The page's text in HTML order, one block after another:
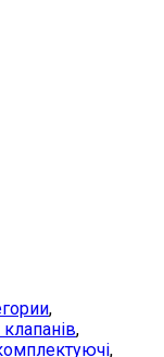
,
,
,